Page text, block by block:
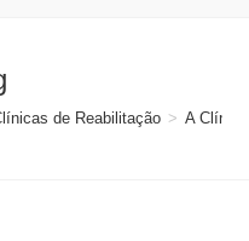
de Reabilitação > A